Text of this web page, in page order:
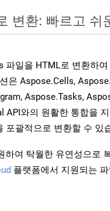
변환: 빠르고 쉬
파일을 HTML로 변환하여
은 Aspose.Cells,
Aspose.Tasks,
와의 원활한 통합을
포괄적으로 변환할 수 있
여 탁월한 유연성으로
플랫폼에서 지원되는